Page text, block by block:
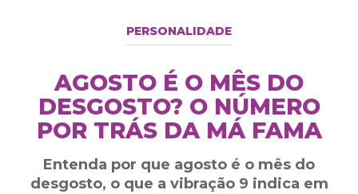
PERSONALIDADE
AGOSTO É O MÊS DO
DESGOSTO? O NÚMERO
POR TRÁS DA MÁ FAMA
Entenda por que agosto é o mês do
desgosto, o que a vibração 9 indica em